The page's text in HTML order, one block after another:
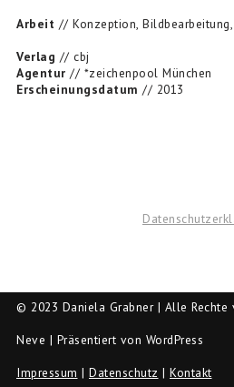
Arbeit // Konzeption,
Verlag // cbj
Agentur // *zeichenpool München
Erscheinungsdatum // 2013
© 2023 Daniela Grabner | Alle Rechte
Neve | Präsentiert von WordPress
Impressum | Datenschutz | Kontakt